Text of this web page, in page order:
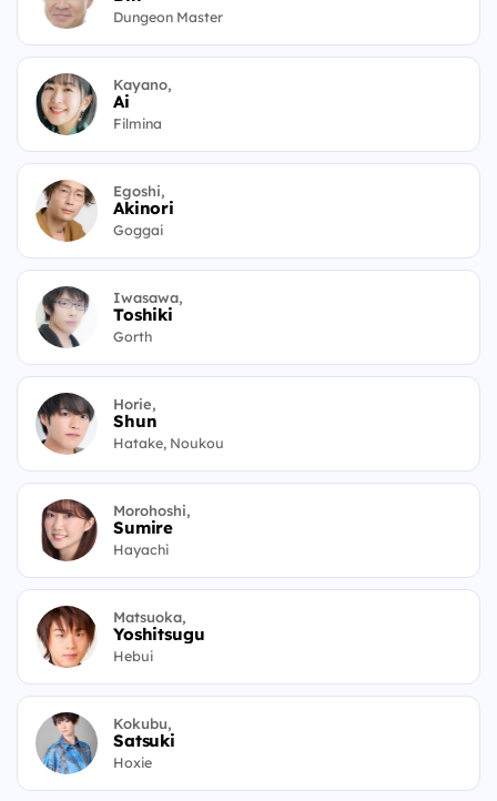
Dungeon Master
Kayano,
Ai
Filmina
Egoshi,
Akinori
Goggai
Iwasawa,
Toshiki
Gorth
Horie,
Shun
Hatake, Noukou
Morohoshi,
Sumire
Hayachi
Matsuoka,
Yoshitsugu
Hebui
Kokubu,
Satsuki
Hoxie